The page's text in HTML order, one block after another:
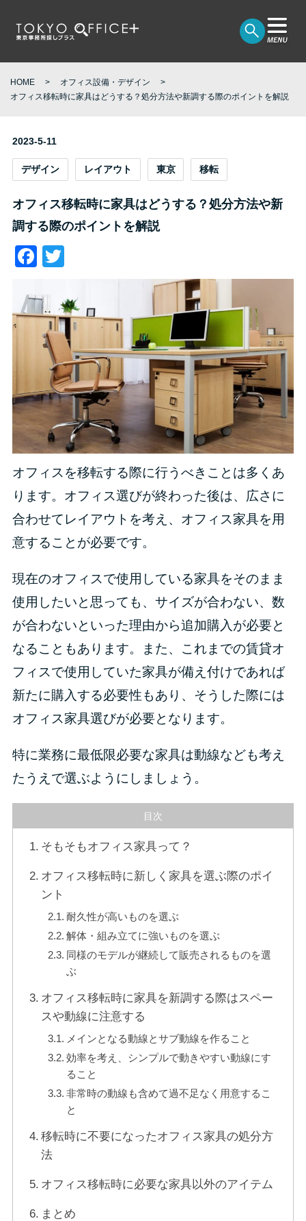
HOME
オフィス設備・デザイン
オフィス移転時に家具はどうする？処分方法や新調する際のポイントを解説
2023-5-11
デザイン レイアウト 東京 移転
オフィス移転時に家具はどうする？処分方法や新
調する際のポイントを解説
Facebook
オフィスを移転する際に行うべきことは多くあ
ります。オフィス選びが終わった後は、広さに
合わせてレイアウトを考え、オフィス家具を用
意することが必要です。
現在のオフィスで使用している家具をそのまま
使用したいと思っても、サイズが合わない、数
が合わないといった理由から追加購入が必要と
なることもあります。また、これまでの賃貸オ
フィスで使用していた家具が備え付けであれば
新たに購入する必要性もあり、そうした際には
オフィス家具選びが必要となります。
特に業務に最低限必要な家具は動線なども考え
たうえで選ぶようにしましょう。
目次
そもそもオフィス家具って？
オフィス移転時に新しく家具を選ぶ際のポイ
ント
耐久性が高いものを選ぶ
解体・組み立てに強いものを選ぶ
同様のモデルが継続して販売されるものを選
ぶ
オフィス移転時に家具を新調する際はスペー
スや動線に注意する
メインとなる動線とサブ動線を作ること
効率を考え、シンプルで動きやすい動線にす
ること
非常時の動線も含めて過不足なく用意するこ
と
移転時に不要になったオフィス家具の処分方
法
オフィス移転時に必要な家具以外のアイテム
まとめ